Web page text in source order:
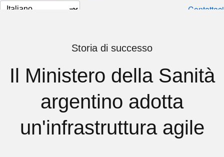
Cambia
Contattaci
Storia di successo
Il Ministero della Sanità
argentino adotta
un'infrastruttura agile